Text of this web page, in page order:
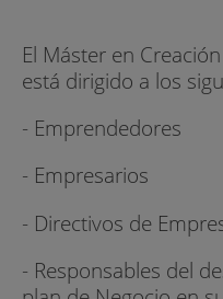
El Máster en
está dirigido a los
- Emprendedores
- Empresarios
- Directivos de
- Responsables del